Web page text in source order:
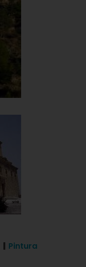
| Pintura